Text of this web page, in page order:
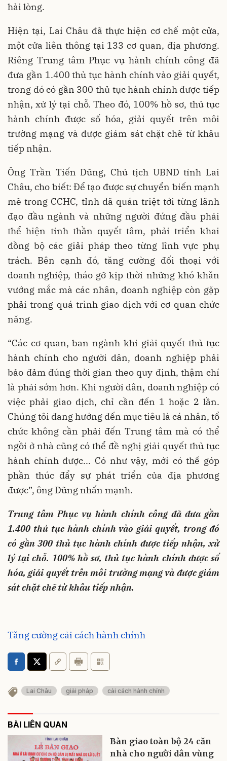
hài lòng.
Hiện tại, Lai Châu đã thực hiện cơ chế một cửa,
một cửa liên thông tại 133 cơ quan, địa phương.
Riêng Trung tâm Phục vụ hành chính công đã
đưa gần 1.400 thủ tục hành chính vào giải quyết,
trong đó có gần 300 thủ tục hành chính được tiếp
nhận, xử lý tại chỗ. Theo đó, 100% hồ sơ, thủ tục
hành chính được số hóa, giải quyết trên môi
trường mạng và được giám sát chặt chẽ từ khâu
tiếp nhận.
Ông Trần Tiến Dũng, Chủ tịch UBND tỉnh Lai
Châu, cho biết: Để tạo được sự chuyển biến mạnh
mẽ trong CCHC, tỉnh đã quán triệt tới từng lãnh
đạo đầu ngành và những người đứng đầu phải
thể hiện tinh thần quyết tâm, phải triển khai
đồng bộ các giải pháp theo từng lĩnh vực phụ
trách. Bên cạnh đó, tăng cường đối thoại với
doanh nghiệp, tháo gỡ kịp thời những khó khăn
vướng mắc mà các nhân, doanh nghiệp còn gặp
phải trong quá trình giao dịch với cơ quan chức
năng.
“Các cơ quan, ban ngành khi giải quyết thủ tục
hành chính cho người dân, doanh nghiệp phải
bảo đảm đúng thời gian theo quy định, thậm chí
là phải sớm hơn. Khi người dân, doanh nghiệp có
việc phải giao dịch, chỉ cần đến 1 hoặc 2 lần.
Chúng tôi đang hướng đến mục tiêu là cá nhân, tổ
chức không cần phải đến Trung tâm mà có thể
ngồi ở nhà cũng có thể đề nghị giải quyết thủ tục
hành chính được... Có như vậy, mới có thể góp
phần thúc đẩy sự phát triển của địa phương
được”, ông Dũng nhấn mạnh.
Trung tâm Phục vụ hành chính công đã đưa gần
1.400 thủ tục hành chính vào giải quyết, trong đó
có gần 300 thủ tục hành chính được tiếp nhận, xử
lý tại chỗ. 100% hồ sơ, thủ tục hành chính được số
hóa, giải quyết trên môi trường mạng và được giám
sát chặt chẽ từ khâu tiếp nhận.
Tăng cường cải cách hành chính
Lai Châu giải pháp cải cách hành chính
BÀI LIÊN QUAN
Bàn giao toàn bộ 24 căn
nhà cho người dân vùng